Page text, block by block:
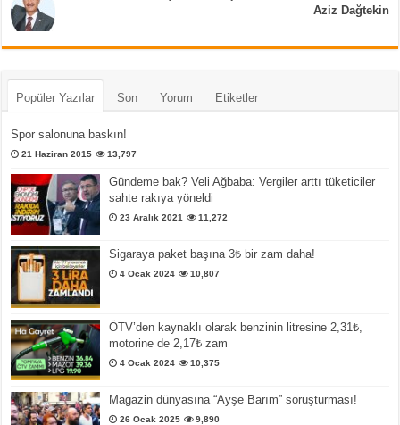
Aziz Dağtekin
Popüler Yazılar Son Yorum Etiketler
Spor salonuna baskın!
21 Haziran 2015 13,797
Gündeme bak? Veli Ağbaba: Vergiler arttı tüketiciler
sahte rakıya yöneldi
23 Aralık 2021 11,272
Sigaraya paket başına 3₺ bir zam daha!
4 Ocak 2024 10,807
ÖTV’den kaynaklı olarak benzinin litresine 2,31₺,
motorine de 2,17₺ zam
4 Ocak 2024 10,375
Magazin dünyasına “Ayşe Barım” soruşturması!
26 Ocak 2025 9,890